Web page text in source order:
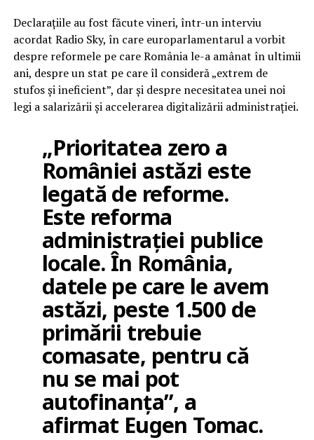
Declarațiile au fost făcute vineri, într-un interviu
acordat Radio Sky, în care europarlamentarul a vorbit
despre reformele pe care România le-a amânat în ultimii
ani, despre un stat pe care îl consideră „extrem de
stufos și ineficient”, dar și despre necesitatea unei noi
legi a salarizării și accelerarea digitalizării administrației.
„Prioritatea zero a
României astăzi este
legată de reforme.
Este reforma
administrației publice
locale. În România,
datele pe care le avem
astăzi, peste 1.500 de
primării trebuie
comasate, pentru că
nu se mai pot
autofinanța”, a
afirmat Eugen Tomac.